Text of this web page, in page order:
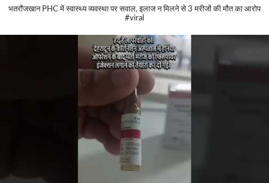
भतरौंजखान PHC में स्वास्थ्य व्यवस्था पर सवाल, इलाज न मिलने से 3 मरीजों की मौत का आरोप
#viral